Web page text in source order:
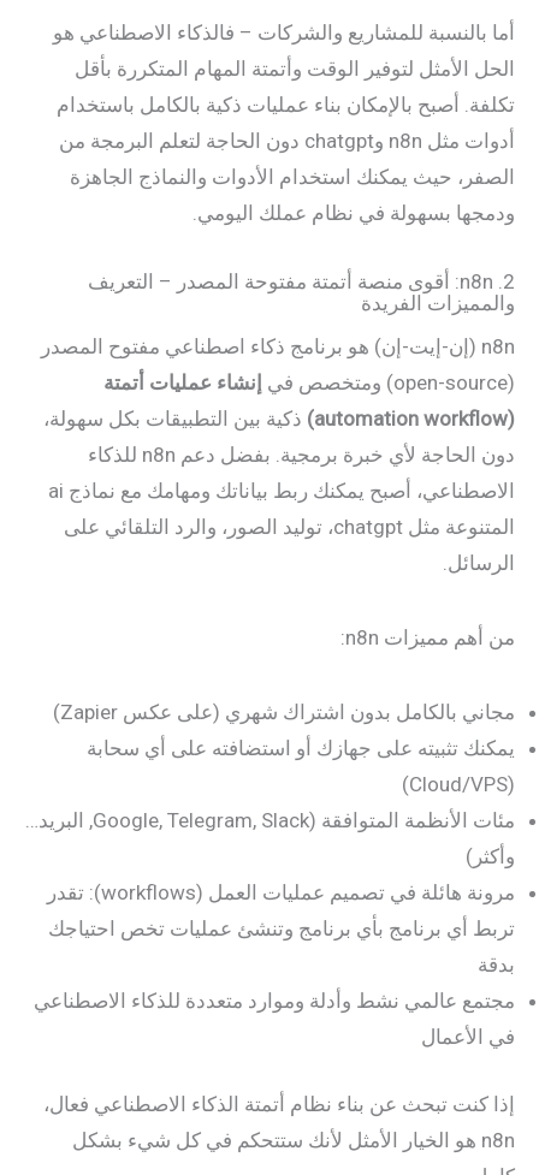
أما بالنسبة للمشاريع والشركات – فالذكاء الاصطناعي هو
الحل الأمثل لتوفير الوقت وأتمتة المهام المتكررة بأقل
تكلفة. أصبح بالإمكان بناء عمليات ذكية بالكامل باستخدام
أدوات مثل n8n وchatgpt دون الحاجة لتعلم البرمجة من
الصفر، حيث يمكنك استخدام الأدوات والنماذج الجاهزة
ودمجها بسهولة في نظام عملك اليومي.
2. n8n: أقوى منصة أتمتة مفتوحة المصدر – التعريف
والمميزات الفريدة
n8n (إن-إيت-إن) هو برنامج ذكاء اصطناعي مفتوح المصدر
(open-source) ومتخصص في
إنشاء عمليات أتمتة
(automation workflow)
ذكية بين التطبيقات بكل سهولة،
دون الحاجة لأي خبرة برمجية. بفضل دعم n8n للذكاء
الاصطناعي، أصبح يمكنك ربط بياناتك ومهامك مع نماذج ai
المتنوعة مثل chatgpt، توليد الصور، والرد التلقائي على
الرسائل.
من أهم مميزات n8n:
مجاني بالكامل بدون اشتراك شهري (على عكس Zapier)
يمكنك تثبيته على جهازك أو استضافته على أي سحابة
(Cloud/VPS)
مئات الأنظمة المتوافقة (Google, Telegram, Slack, البريد…
وأكثر)
مرونة هائلة في تصميم عمليات العمل (workflows): تقدر
تربط أي برنامج بأي برنامج وتنشئ عمليات تخص احتياجك
بدقة
مجتمع عالمي نشط وأدلة وموارد متعددة للذكاء الاصطناعي
في الأعمال
إذا كنت تبحث عن بناء نظام أتمتة الذكاء الاصطناعي فعال،
n8n هو الخيار الأمثل لأنك ستتحكم في كل شيء بشكل